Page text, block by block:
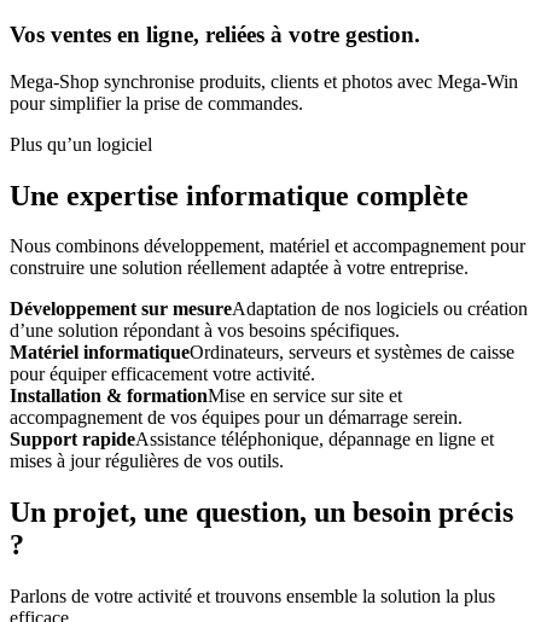
Vos ventes en ligne, reliées à votre gestion.
Mega-Shop synchronise produits, clients et photos avec Mega-Win
pour simplifier la prise de commandes.
Plus qu’un logiciel
Une expertise informatique complète
Nous combinons développement, matériel et accompagnement pour
construire une solution réellement adaptée à votre entreprise.
Développement sur mesureAdaptation de nos logiciels ou création
d’une solution répondant à vos besoins spécifiques.
Matériel informatiqueOrdinateurs, serveurs et systèmes de caisse
pour équiper efficacement votre activité.
Installation & formationMise en service sur site et
accompagnement de vos équipes pour un démarrage serein.
Support rapideAssistance téléphonique, dépannage en ligne et
mises à jour régulières de vos outils.
Un projet, une question, un besoin précis
?
Parlons de votre activité et trouvons ensemble la solution la plus